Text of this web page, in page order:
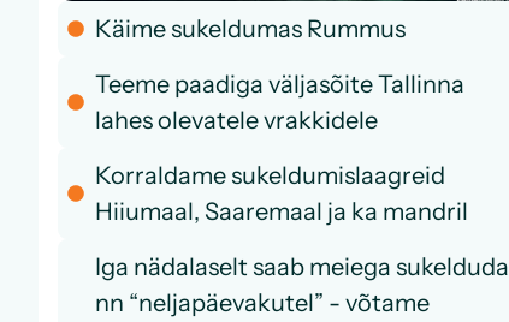
Käime sukeldumas Rummus
Teeme paadiga väljasõite Tallinna
lahes olevatele vrakkidele
Korraldame sukeldumislaagreid
Hiiumaal, Saaremaal ja ka mandril
Iga nädalaselt saab meiega sukelduda
nn “neljapäevakutel” - võtame